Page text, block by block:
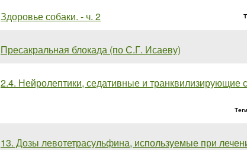
Здоровье собаки. - ч. 2
Пресакральная блокада (по С.Г. Исаеву)
2.4. Нейролептики, седативные и транквилизирующие
13. Дозы левотетрасульфина, используемые при